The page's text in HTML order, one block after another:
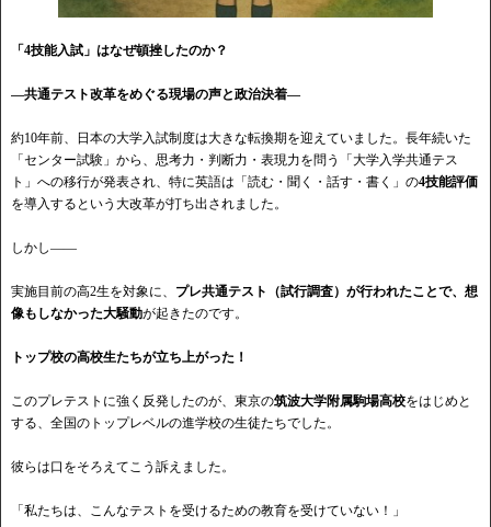
「4技能入試」はなぜ頓挫したのか？
―共通テスト改革をめぐる現場の声と政治決着―
約10年前、日本の大学入試制度は大きな転換期を迎えていました。長年続いた
「センター試験」から、思考力・判断力・表現力を問う「大学入学共通テス
ト」への移行が発表され、特に英語は「読む・聞く・話す・書く」の4技能評価
を導入するという大改革が打ち出されました。
しかし――
実施目前の高2生を対象に、 プレ共通テスト（試行調査）が行われたことで、想
像もしなかった大騒動が起きたのです。
トップ校の高校生たちが立ち上がった！
このプレテストに強く反発したのが、東京の筑波大学附属駒場高校をはじめと
する、全国のトップレベルの進学校の生徒たちでした。
彼らは口をそろえてこう訴えました。
「私たちは、こんなテストを受けるための教育を受けていない！」